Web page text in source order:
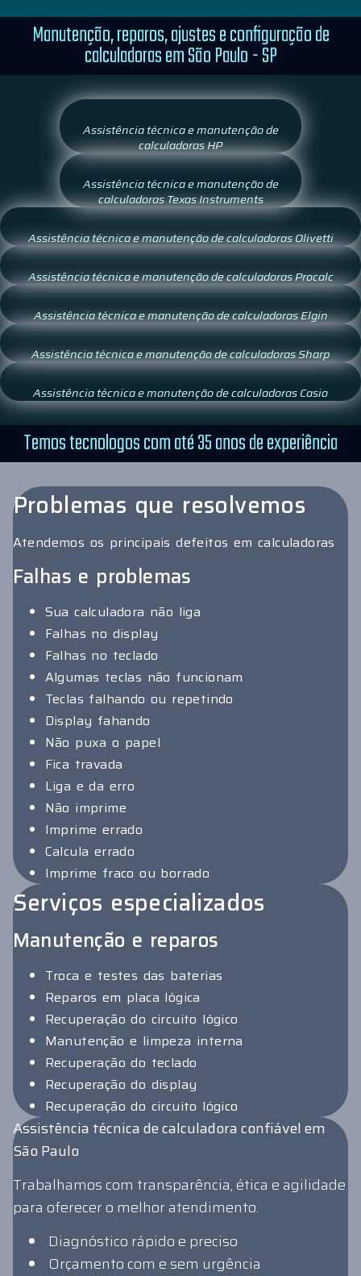
Manutenção, reparos, ajustes e configuração de
calculadoras em São Paulo - SP
Assistência técnica e manutenção de
calculadoras HP
Assistência técnica e manutenção de
calculadoras Texas Instruments
Assistência técnica e manutenção de calculadoras Olivetti
Assistência técnica e manutenção de calculadoras Procalc
Assistência técnica e manutenção de calculadoras Elgin
Assistência técnica e manutenção de calculadoras Sharp
Assistência técnica e manutenção de calculadoras Casio
Temos tecnologos com até 35 anos de experiência
Problemas que resolvemos
Atendemos os principais defeitos em calculadoras
Falhas e problemas
Sua calculadora não liga
Falhas no display
Falhas no teclado
Algumas teclas não funcionam
Teclas falhando ou repetindo
Display fahando
Não puxa o papel
Fica travada
Liga e da erro
Não imprime
Imprime errado
Calcula errado
Imprime fraco ou borrado
Serviços especializados
Manutenção e reparos
Troca e testes das baterias
Reparos em placa lógica
Recuperação do circuito lógico
Manutenção e limpeza interna
Recuperação do teclado
Recuperação do display
Recuperação do circuito lógico
Assistência técnica de calculadora confiável em
São Paulo
Trabalhamos com transparência, ética e agilidade
para oferecer o melhor atendimento.
Diagnóstico rápido e preciso
Orçamento com e sem urgência